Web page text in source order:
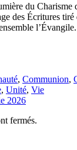
du Charisme
des Écritures
l’Évangile.
, Communion,
, Unité, Vie
2026
fermés.